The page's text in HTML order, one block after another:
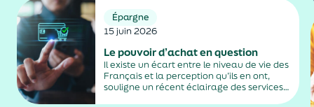
conflit au Moyen-Orient.
Épargne
15 juin 2026
Le pouvoir d’achat en question
Il existe un écart entre le niveau de vie des
Français et la perception qu’ils en ont,
souligne un récent éclairage des services